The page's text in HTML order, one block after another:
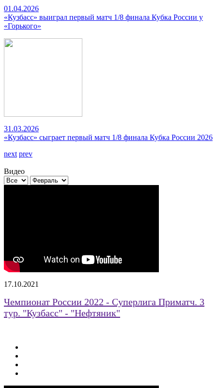
01.04.2026
«Кузбасс» выиграл первый матч 1/8 финала Кубка России у
«Горького»
31.03.2026
«Кузбасс» сыграет первый матч 1/8 финала Кубка России 2026
next prev
Видео
17.10.2021
Чемпионат России 2022 - Суперлига Приматч. 3
тур. "Кузбасс" - "Нефтяник"